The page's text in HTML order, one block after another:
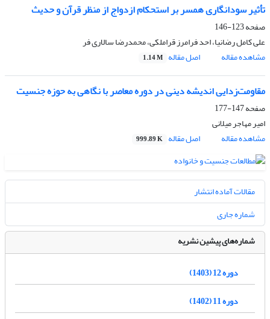
تأثیر سودانگاری همسر بر استحکام ازدواج از منظر قرآن و حدیث
صفحه123-146
علی کامل رضانیا، احد فرامرز قراملکی، محمدرضا سالاری فر
مشاهده مقاله
اصل مقاله 1.14 M
مقاومت‌زدایی اندیشه دینی در دوره معاصر با نگاهی به حوزه جنسیت
صفحه147-177
امیر مهاجر میلانی
مشاهده مقاله
اصل مقاله 999.89 K
مقالات آماده انتشار
شماره جاری
شماره‌های پیشین نشریه
دوره 12 (1403)
دوره 11 (1402)